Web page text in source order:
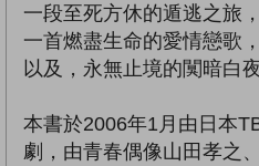
一段至死方休的遁逃之旅，
一首燃盡生命的愛情戀歌，
以及，永無止境的闃暗
本書於2006年1月由日本
劇，由青春偶像山田孝之